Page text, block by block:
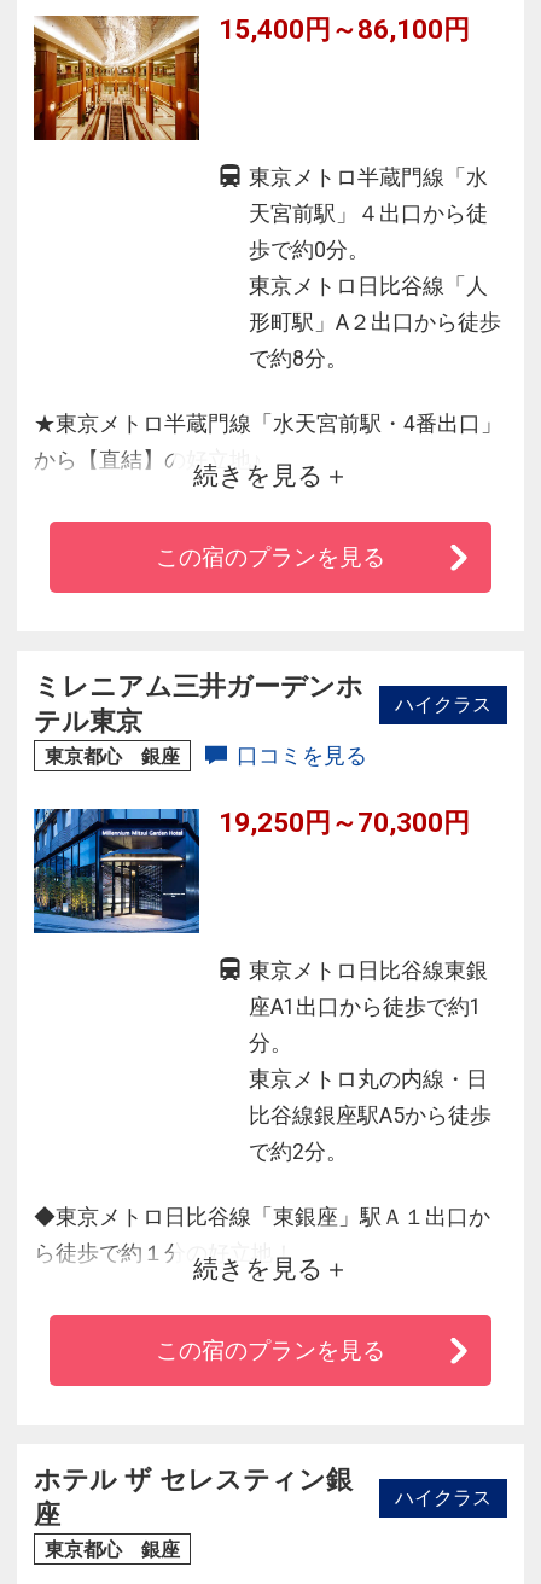
15,400円～86,100円
東京メトロ半蔵門線「水
天宮前駅」４出口から徒
歩で約0分。
東京メトロ日比谷線「人
形町駅」A２出口から徒歩
で約8分。
★東京メトロ半蔵門線「水天宮前駅・4番出口」
から【直結】の好立地♪
☆東京メトロ日比谷線＆都営浅草線も徒歩圏内
なので、観光・ビジネスにオススメ♪
★羽田空港＆成田空港・発着【リムジンバス】
るふっくら「オムレツ」は絶品♪
★全館【Wi-Fi接続無料】＆全室【シモンズ社製
ベッド】完備♪
続きを見る
この宿のプランを見る
ミレニアム三井ガーデンホ
テル東京
ハイクラス
東京都心 銀座 口コミを見る
19,250円～70,300円
東京メトロ日比谷線東銀
座A1出口から徒歩で約1
分。
東京メトロ丸の内線・日
比谷線銀座駅A5から徒歩
で約2分。
◆東京メトロ日比谷線「東銀座」駅Ａ１出口か
ら徒歩で約１分の好立地！
◆羽田空港や東京駅から電車一本でアクセス抜
群♪
◆客室はバス・トイレ別のゆったり洗い場付浴
◆デラックスツインルームからは歌舞伎座もご
覧いただけます。
◆全館Ｗｉ－Ｆｉ完備
続きを見る
この宿のプランを見る
ホテル ザ セレスティン銀
座
ハイクラス
東京都心 銀座